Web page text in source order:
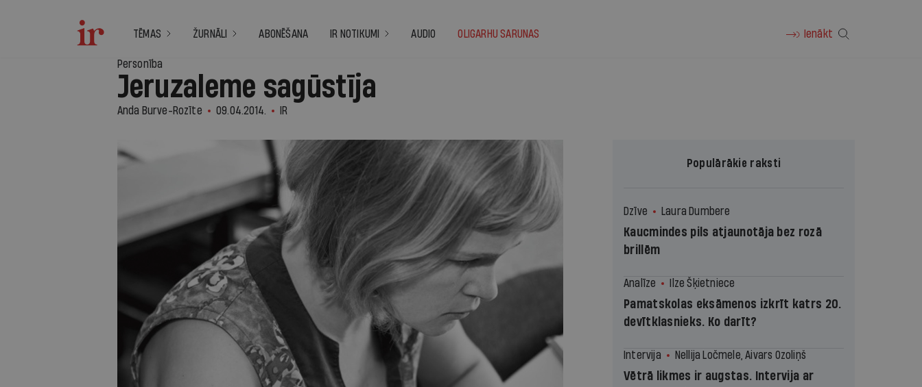
TĒMAS ŽURNĀLI ABONĒŠANA IR NOTIKUMI AUDIO OLIGARHU SARUNAS Ienākt
Personība
Jeruzaleme sagūstīja
Anda Burve-Rozīte 09.04.2014. IR
Populārākie raksti
Dzīve Laura Dumbere
Kaucmindes pils atjaunotāja bez rozā
brillēm
Analīze Ilze Šķietniece
Pamatskolas eksāmenos izkrīt katrs 20.
devītklasnieks. Ko darīt?
Intervija Nellija Ločmele, Aivars Ozoliņš
Vētrā likmes ir augstas. Intervija ar